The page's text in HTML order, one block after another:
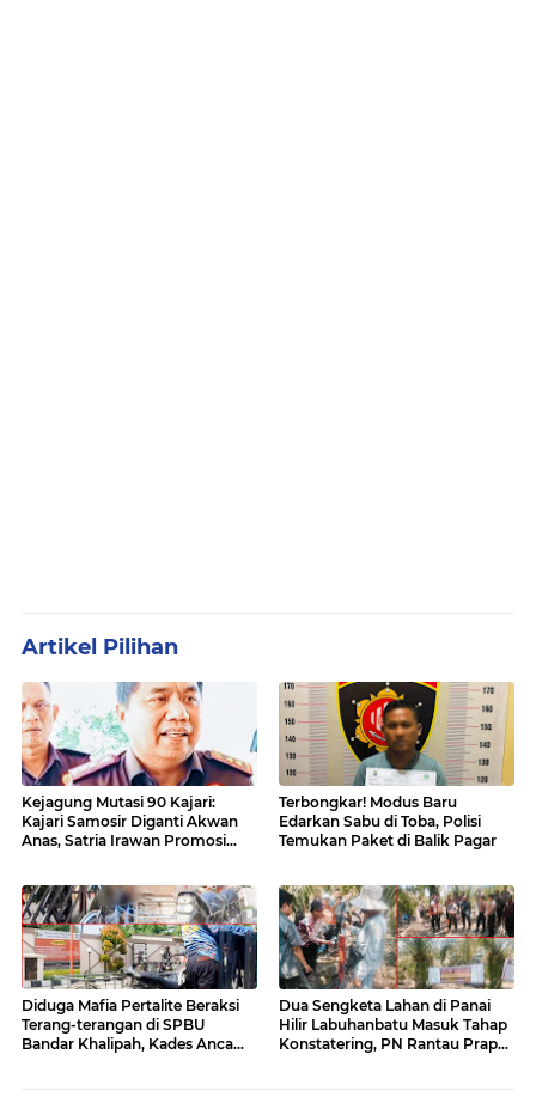
Artikel Pilihan
Kejagung Mutasi 90 Kajari:
Kajari Samosir Diganti Akwan
Anas, Satria Irawan Promosi
Terbongkar! Modus Baru
Edarkan Sabu di Toba, Polisi
Temukan Paket di Balik Pagar
Diduga Mafia Pertalite Beraksi
Terang-terangan di SPBU
Bandar Khalipah, Kades Ancam
Dua Sengketa Lahan di Panai
Hilir Labuhanbatu Masuk Tahap
Konstatering, PN Rantau Prapat